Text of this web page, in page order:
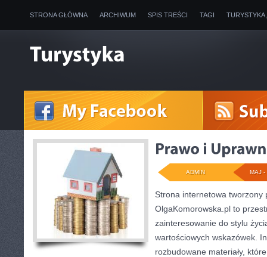
STRONA GŁÓWNA ARCHIWUM SPIS TREŚCI TAGI
MAJ -
ADMIN
Strona internetowa tworzony
OlgaKomorowska.pl to
zainteresowanie do stylu
wartościowych wskazówek.
rozbudowane materiały,